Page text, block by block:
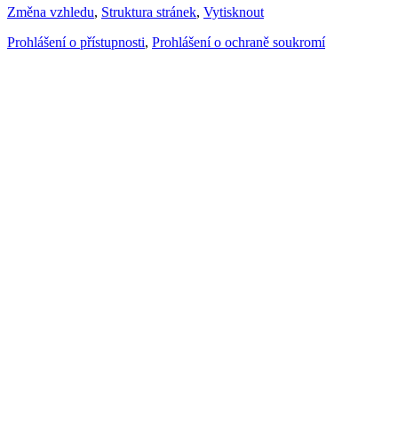
Změna vzhledu, Struktura stránek, Vytisknout
Prohlášení o přístupnosti, Prohlášení o ochraně soukromí